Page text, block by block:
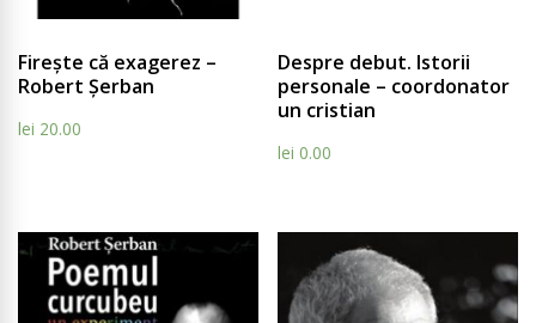
Compare
Firește că exagerez –
Robert Șerban
lei 20.00
Despre debut. Istorii
personale – coordonator
un cristian
lei 0.00